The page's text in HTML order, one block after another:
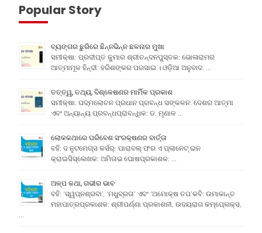
Popular Story
ବ୍ୟଙ୍ଗର ଛୁରିରେ ଛିନ୍ନଭିନ୍ନ ଛଳନାର ମୁଖା
ସମୀକ୍ଷା: ପ୍ରଦୀପ୍ତ କୁମାର ଶ୍ରୀଚନ୍ଦନପୁସ୍ତକ: ଭୋଳାରାମର
ଆତ୍ମାମୂଳ ହିନ୍ଦୀ: ହରିଶଙ୍କର ପରସାଇ । ଓଡ଼ିଆ ଅନୁବାଦ: …
ତତ୍ତ୍ୱ, ତଥ୍ୟ, ବିଶ୍ଳେଷଣର ମାର୍ମିକ ପ୍ରକାଶ
ସମୀକ୍ଷା: ପଦ୍ମଲୋଚନ ପ୍ରଧାନ ପ୍ରବନ୍ଧ ସଙ୍କଳନ: ଦେଶର ଆତ୍ମା
ଏବଂ ଅନ୍ୟାନ୍ୟ ପ୍ରବନ୍ଧପ୍ରାବନ୍ଧିକ: ଡ. ମୃଣାଳ …
ଲୋକକଥାରେ ପରିବେଶ ସଂରକ୍ଷଣର ବାର୍ତ୍ତା
ବହି: ଦ ନୁଟମେଗ୍ସ କର୍ସର୍: ପାରାବଲ୍ ଫର ଏ ପ୍ଲାନେଟ୍ ଇନ
କ୍ରାଇସିସ୍ଲେଖକ: ଅମିତାଭ ଘୋଷପ୍ରକାଶକ: …
ଅଳ୍ପ କଥା, ଗଭୀର ଭାବ
ବହି: ‘ସ୍ୱପ୍ନଶ୍ରବା’, ‘ମଧୁବ୍ରତା’ ଏବଂ ‘ଅମୋକ୍ଷ ତପ’କବି: ଉମାକାନ୍ତ
ମହାପାତ୍ରପ୍ରକାଶକ: ଶ୍ରୀପର୍ଣ୍ଣା ପ୍ରକାଶନୀ, ଉଦୟରାଗ କମ୍ପେ୍ଲକ୍ସ,